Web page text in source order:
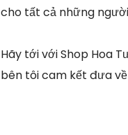
cho tất cả những
Hãy tới với Shop Hoa
bên tôi cam kết đưa